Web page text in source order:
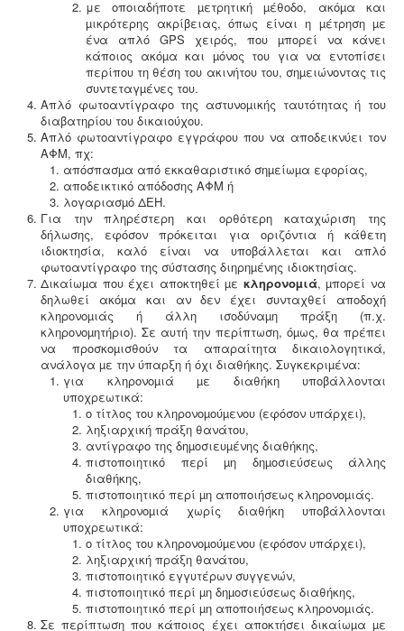
Μελέτη HACCP υγειονομικού ενδιαφέροντος -Όλα τα
καταστήματα υγειονομικού ενδιαφέροντος,
βρεφονηπιακοί, μονάδες φροντίδας, παλιά & νέα,
υποχρεούνται να διαθέτουν μελέτη διεργασιών
HACCP από επαγγελματία
υγειονολόγο (απόφαση Υ1γ/ΓΠ/οικ.47829/17
με οποιαδήποτε µετρητική µέθοδο, ακόµα και
µικρότερης ακρίβειας, όπως είναι η µέτρηση µε
ένα απλό GPS χειρός, που µπορεί να κάνει
κάποιος ακόµα και µόνος του για να εντοπίσει
περίπου τη θέση του ακινήτου του, σηµειώνοντας τις
συντεταγµένες του.
Απλό φωτοαντίγραφο της αστυνοµικής ταυτότητας ή του
διαβατηρίου του δικαιούχου.
Απλό φωτοαντίγραφο εγγράφου που να αποδεικνύει τον
ΑΦΜ, πχ:
απόσπασµα από εκκαθαριστικό σηµείωµα εφορίας,
αποδεικτικό απόδοσης ΑΦΜ ή
λογαριασµό ΔΕΗ.
Για την πληρέστερη και ορθότερη καταχώριση της
δήλωσης, εφόσον πρόκειται για οριζόντια ή κάθετη
ιδιοκτησία, καλό είναι να υποβάλλεται και απλό
φωτοαντίγραφο της σύστασης διηρηµένης ιδιοκτησίας.
Δικαίωµα που έχει αποκτηθεί µε κληρονοµιά, µπορεί να
δηλωθεί ακόµα και αν δεν έχει συνταχθεί αποδοχή
κληρονοµιάς ή άλλη ισοδύναµη πράξη (π.χ.
κληρονοµητήριο). Σε αυτή την περίπτωση, όµως, θα πρέπει
να προσκοµισθούν τα απαραίτητα δικαιολογητικά,
ανάλογα µε την ύπαρξη ή όχι διαθήκης. Συγκεκριµένα:
για κληρονοµιά µε διαθήκη υποβάλλονται
υποχρεωτικά:
ο τίτλος του κληρονοµούµενου (εφόσον υπάρχει),
ληξιαρχική πράξη θανάτου,
αντίγραφο της δηµοσιευµένης διαθήκης,
πιστοποιητικό περί µη δηµοσιεύσεως άλλης
διαθήκης,
πιστοποιητικό περί µη αποποιήσεως κληρονοµιάς.
για κληρονοµιά χωρίς διαθήκη υποβάλλονται
υποχρεωτικά:
ο τίτλος του κληρονοµούµενου (εφόσον υπάρχει),
ληξιαρχική πράξη θανάτου,
πιστοποιητικό εγγυτέρων συγγενών,
πιστοποιητικό περί µη δηµοσιεύσεως διαθήκης,
πιστοποιητικό περί µη αποποιήσεως κληρονοµιάς.
Σε περίπτωση που κάποιος έχει αποκτήσει δικαίωµα µε